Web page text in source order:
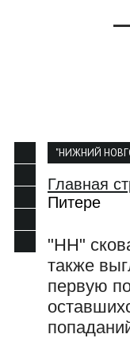
"НИЖНИЙ
Главная
Питере
"НН"
также
первую